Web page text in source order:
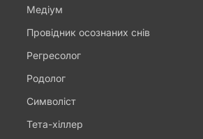
Медіум
Провідник осознаних снів
Регресолог
Родолог
Символіст
Тета-хіллер